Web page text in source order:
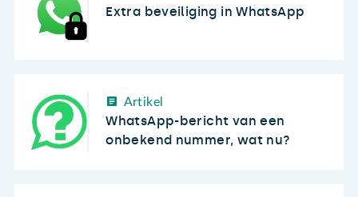
Extra beveiliging in WhatsApp
Artikel
WhatsApp-bericht van een
onbekend nummer, wat nu?